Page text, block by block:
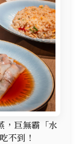
，巨無霸「水
不到！